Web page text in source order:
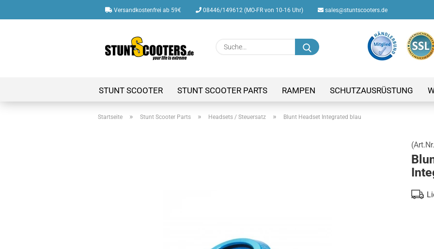
Versandkostenfrei ab 59€ 08446/149612 (MO-FR von 10-16 Uhr) sales@stuntscooters.de
Suche...
STUNT SCOOTER STUNT SCOOTER PARTS RAMPEN SCHUTZAUSRÜSTUNG
Startseite » Stunt Scooter Parts » Headsets / Steuersatz » Blunt Headset Integrated blau